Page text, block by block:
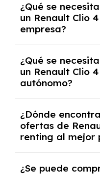
y, en algunos
crediticia y un pago
¿Qué se
un Renault Clio
empresa?
documentación
casos, un informe
y un pago inicial.
¿Qué se
un Renault Clio
autónomo?
autónomos,
algunos casos, un
inicial.
¿Dónde
ofertas de
renting al mejor
mejores ofertas de
¿Se puede